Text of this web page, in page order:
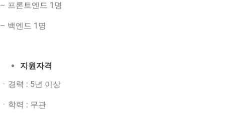
– 프론트엔드 1명
– 백엔드 1명
지원자격
ㆍ경력 : 5년 이상
ㆍ학력 : 무관